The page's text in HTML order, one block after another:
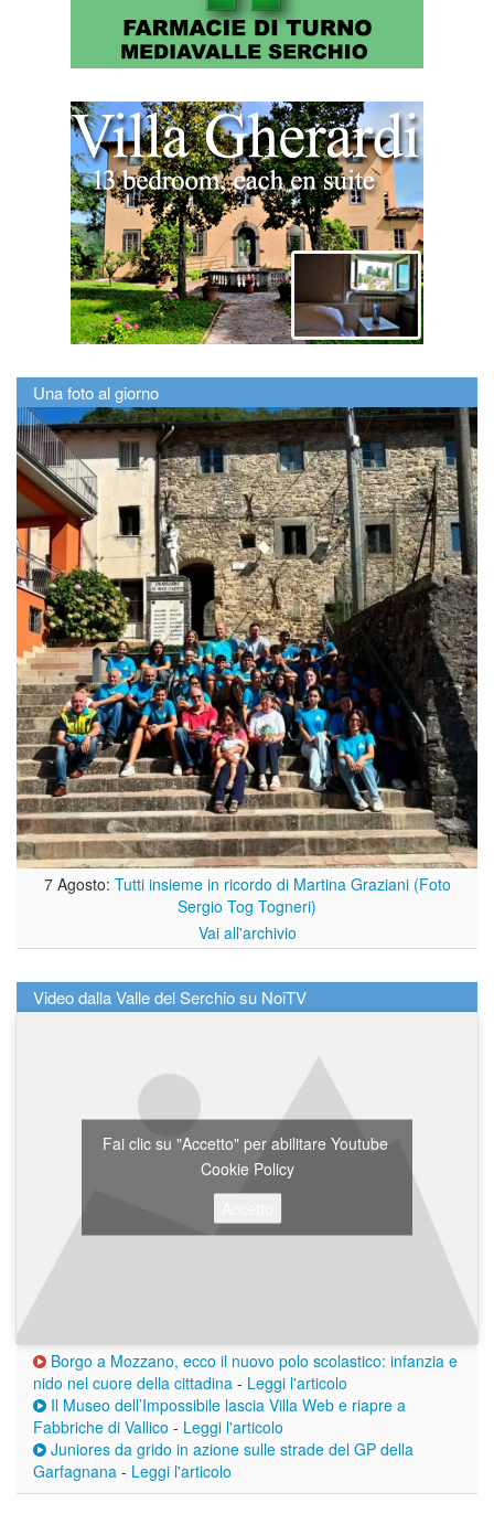
Una foto al giorno
7 Agosto: Tutti insieme in ricordo di Martina Graziani (Foto
Sergio Tog Togneri)
Vai all'archivio
Video dalla Valle del Serchio su NoiTV
Fai clic su "Accetto" per abilitare Youtube
Cookie Policy
Borgo a Mozzano, ecco il nuovo polo scolastico: infanzia e
nido nel cuore della cittadina - Leggi l'articolo
Il Museo dell’Impossibile lascia Villa Web e riapre a
Fabbriche di Vallico - Leggi l'articolo
Juniores da grido in azione sulle strade del GP della
Garfagnana - Leggi l'articolo